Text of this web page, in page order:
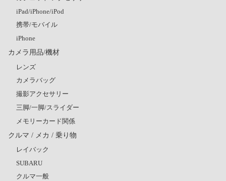
iPad/iPhone/iPod
携帯/モバイル
iPhone
カメラ用品/機材
レンズ
カメラバッグ
撮影アクセサリー
三脚/一脚/スライダー
メモリーカード関係
クルマ / メカ / 乗り物
レイバック
SUBARU
クルマ一般